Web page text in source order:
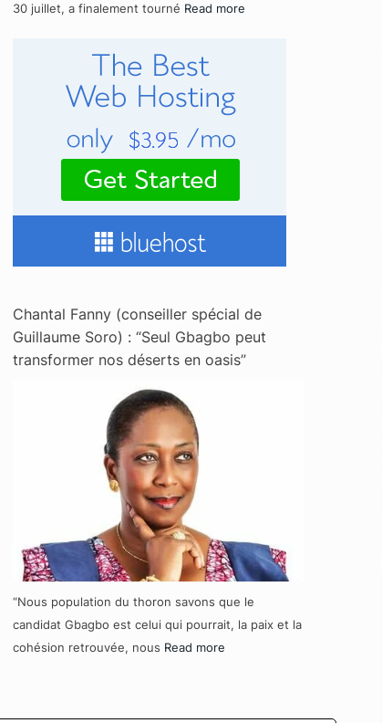
30 juillet, a finalement tourné Read more
Chantal Fanny (conseiller spécial de
Guillaume Soro) : “Seul Gbagbo peut
transformer nos déserts en oasis”
“Nous population du thoron savons que le
candidat Gbagbo est celui qui pourrait, la paix et la
cohésion retrouvée, nous Read more